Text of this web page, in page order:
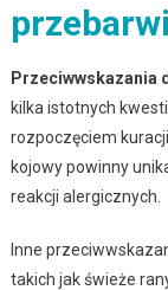
Przeciwwskazania
kilka istotnych
rozpoczęciem
kojowy powinny
reakcji alergicznych.
Inne
takich jak świeże